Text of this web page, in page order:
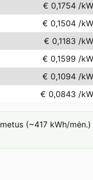
€ 0,1754 /
€ 0,1504 /
€ 0,1183 /
€ 0,1599 /
€ 0,1094 /
€ 0,0843 /
(~417 kWh/